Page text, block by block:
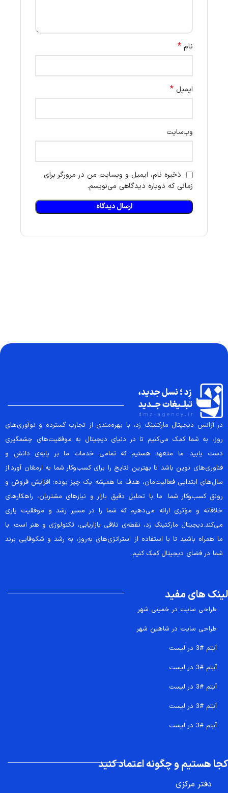
نام *
ایمیل *
وب‌سایت
ذخیره نام، ایمیل و وبسایت من در مرورگر برای
زمانی که دوباره دیدگاهی می‌نویسم.
در آژانس دیجیتال مارکتینگ زد، با بهره‌مندی از تجارب گسترده و نوآوری‌های
روز، به شما کمک می‌کنیم تا در دنیای دیجیتال به موفقیت‌های چشمگیری
دست یابید. ما متعهد هستیم که تمامی خدمات ما بر پایه‌ی دانش و
فناوری‌های نوین باشد تا بهترین نتایج را برای کسب‌وکار شما به ارمغان آورد.از
سال‌های ابتدایی فعالیت‌مان، هدف ما همیشه یک چیز بوده: افزایش فروش و
رونق کسب‌وکار شما. ما با تحلیل دقیق بازار و نیازهای مشتریان، راهکارهای
خلاقانه و مؤثری ارائه می‌دهیم که شما را در مسیر رشد و موفقیت یاری
می‌کند.دیجیتال مارکتینگ زد، نقطه‌ی تلاقی بازاریابی، تکنولوژی و هنر است. با
ما همراه باشید تا با استفاده از استراتژی‌های به‌روز، به رشد و شکوفایی برند
شما در فضای دیجیتال کمک کنیم.
لینک های مفید
طراحی سایت در خمینی شهر
طراحی سایت در شاهین شهر
آیتم #3 در لیست
آیتم #3 در لیست
آیتم #3 در لیست
آیتم #3 در لیست
آیتم #3 در لیست
کجا هستیم و چگونه اعتماد کنید
دفتر مرکزی